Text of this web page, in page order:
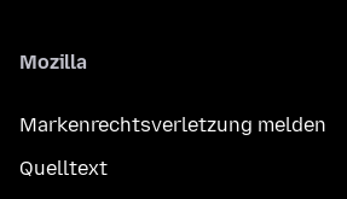
Mozilla
Markenrechtsverletzung melden
Quelltext